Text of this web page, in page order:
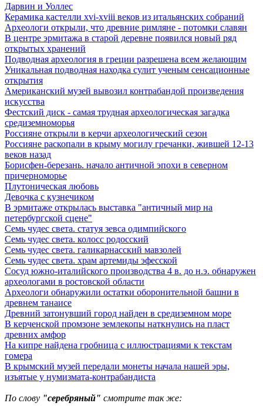
Дарвин и Уоллес
Керамика кастелли xvi-xviii веков из итальянских собраний
Археологи открыли, что древние римляне - потомки славян
В центре эрмитажа в старой деревне появился новый ряд
открытых хранений
Подводная археология в греции разрешена всем желающим
Уникальная подводная находка сулит ученым сенсационные
открытия
Американский музей вывозил контрабандой произведения
искусства
Фестский диск - самая трудная археологическая загадка
средиземноморья
Россияне открыли в керчи археологический сезон
Россияне раскопали в крыму могилу гречанки, жившей 12-13
веков назад
Борисфен-березань. начало античной эпохи в северном
причерноморье
Плутоническая любовь
Девочка с кузнечиком
В эрмитаже открылась выставка "античный мир на
петербургской сцене"
Семь чудес света. статуя зевса одимпийского
Семь чудес света. колосс родосский
Семь чудес света. галикарнасский мавзолей
Семь чудес света. храм артемиды эфесской
Сосуд южно-италийского производства 4 в. до н.э. обнаружен
археологами в ростовской области
Археологи обнаружили остатки оборонительной башни в
древнем танаисе
Древний затонувший город найден в средиземном море
В керченской промзоне землекопы наткнулись на пласт
древних амфор
На кипре найдена гробница с иллюстрациями к текстам
гомера
В крымский музей передали монеты начала нашей эры,
изъятые у нумизмата-контрабандиста
По слову "серебряный" смотрите так же: